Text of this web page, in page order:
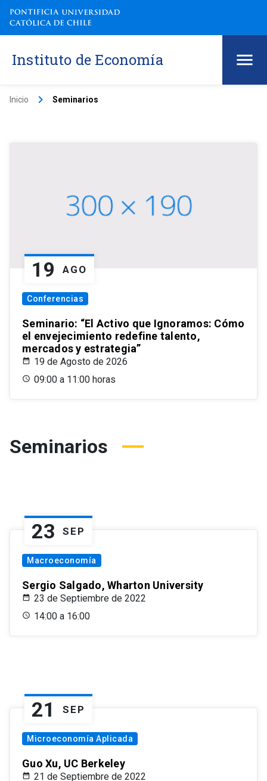
Instituto de Economía
Inicio keyboard_arrow_right Seminarios
19 AGO
Conferencias
Seminario: “El Activo que Ignoramos: Cómo
el envejecimiento redefine talento,
mercados y estrategia”
19 de Agosto de 2026
09:00 a 11:00 horas
Seminarios
23 SEP
Macroeconomía
Sergio Salgado, Wharton University
23 de Septiembre de 2022
14:00 a 16:00
21 SEP
Microeconomía Aplicada
Guo Xu, UC Berkeley
21 de Septiembre de 2022